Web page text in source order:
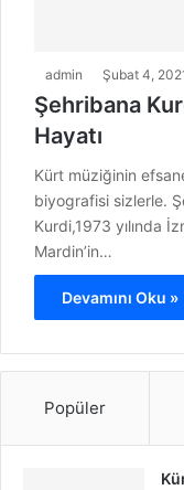
admin Şubat 4,
Şehribana
Hayatı
Kürt müziğinin
biyografisi sizlerle.
Kurdi,1973 yılında
Mardin’in…
Devamını Oku »
Popüler